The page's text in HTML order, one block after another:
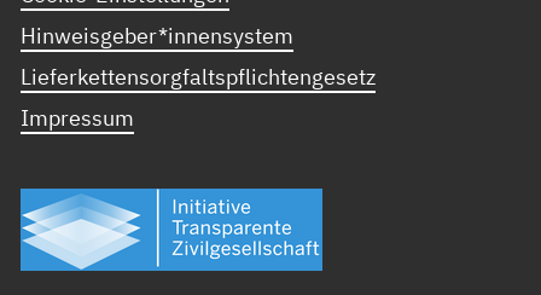
Hinweisgeber*innensystem
Lieferkettensorgfaltspflichtengesetz
Impressum